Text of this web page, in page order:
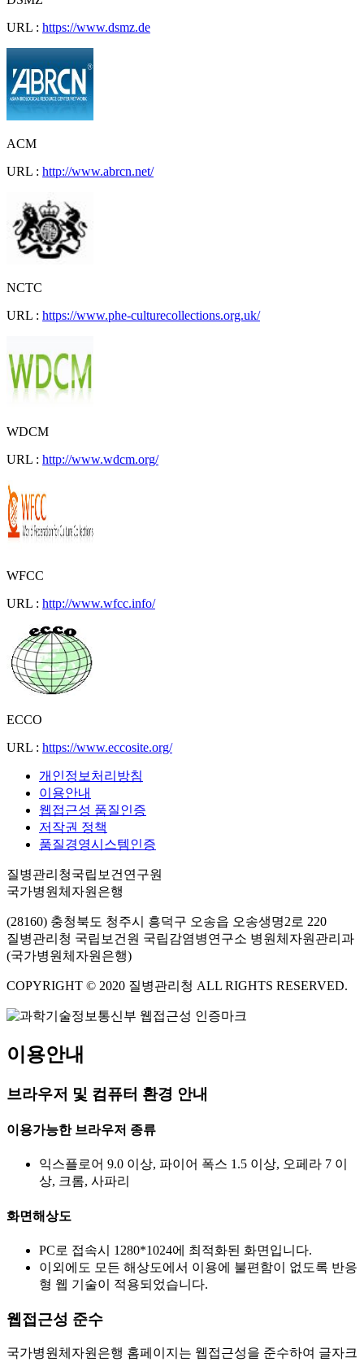
URL : https://www.dsmz.de
ACM
URL : http://www.abrcn.net/
NCTC
URL : https://www.phe-culturecollections.org.uk/
WDCM
URL : http://www.wdcm.org/
WFCC
URL : http://www.wfcc.info/
ECCO
URL : https://www.eccosite.org/
개인정보처리방침
이용안내
웹접근성 품질인증
저작권 정책
품질경영시스템인증
질병관리청국립보건연구원
국가병원체자원은행
(28160) 충청북도 청주시 흥덕구 오송읍 오송생명2로 220
질병관리청 국립보건원 국립감염병연구소 병원체자원관리과
(국가병원체자원은행)
COPYRIGHT © 2020 질병관리청 ALL RIGHTS RESERVED.
이용안내
브라우저 및 컴퓨터 환경 안내
이용가능한 브라우저 종류
익스플로어 9.0 이상, 파이어 폭스 1.5 이상, 오페라 7 이
상, 크롬, 사파리
화면해상도
PC로 접속시 1280*1024에 최적화된 화면입니다.
이외에도 모든 해상도에서 이용에 불편함이 없도록 반응
형 웹 기술이 적용되었습니다.
웹접근성 준수
국가병원체자원은행 홈페이지는 웹접근성을 준수하여 글자크